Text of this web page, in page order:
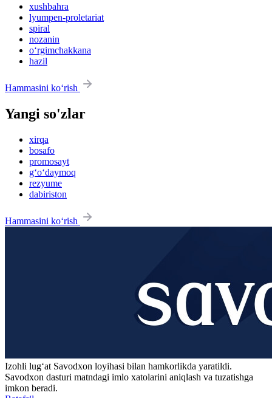
xushbahra
lyumpen-proletariat
spiral
nozanin
o‘rgimchakkana
hazil
Hammasini ko‘rish
Yangi so'zlar
xirqa
bosafo
promosayt
g‘o‘daymoq
rezyume
dabiriston
Hammasini ko‘rish
Izohli lugʻat Savodxon loyihasi bilan hamkorlikda yaratildi.
Savodxon dasturi matndagi imlo xatolarini aniqlash va tuzatishga
imkon beradi.